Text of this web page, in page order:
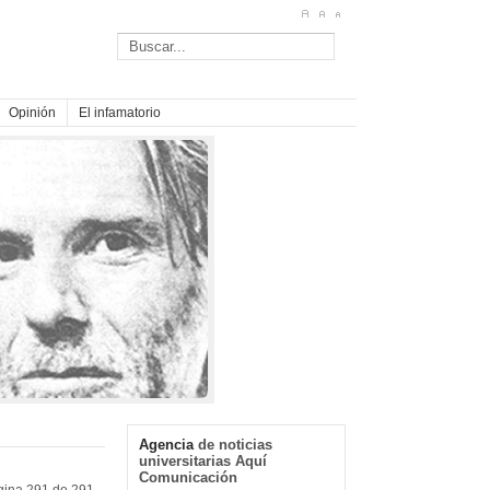
Opinión El infamatorio
Agencia de noticias
universitarias Aquí
Comunicación